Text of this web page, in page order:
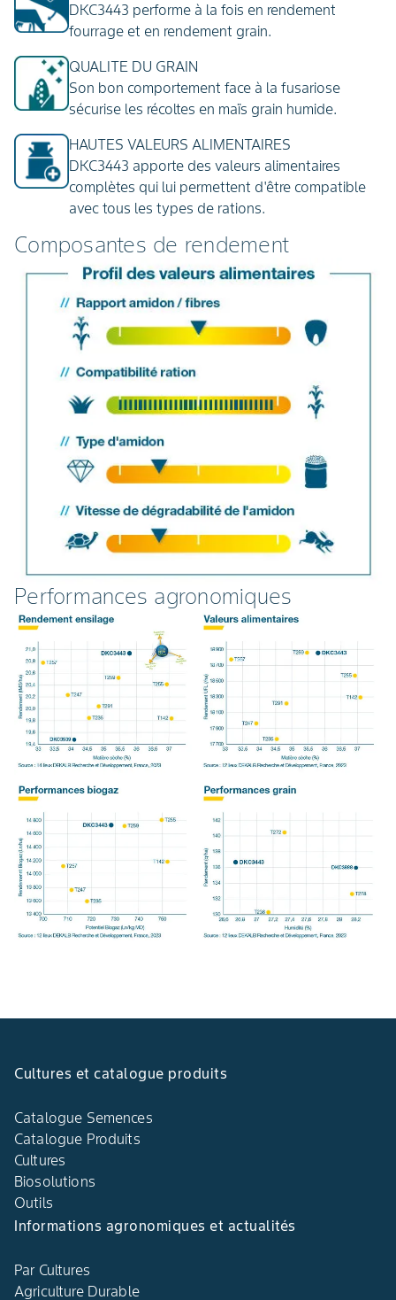
DKC3443 performe à la fois en rendement
fourrage et en rendement grain.
QUALITE DU GRAIN
Son bon comportement face à la fusariose
sécurise les récoltes en maïs grain humide.
HAUTES VALEURS ALIMENTAIRES
DKC3443 apporte des valeurs alimentaires
complètes qui lui permettent d'être compatible
avec tous les types de rations.
Composantes de rendement
Performances agronomiques
Cultures et catalogue produits
Catalogue Semences
Catalogue Produits
Cultures
Biosolutions
Outils
Informations agronomiques et actualités
Par Cultures
Agriculture Durable